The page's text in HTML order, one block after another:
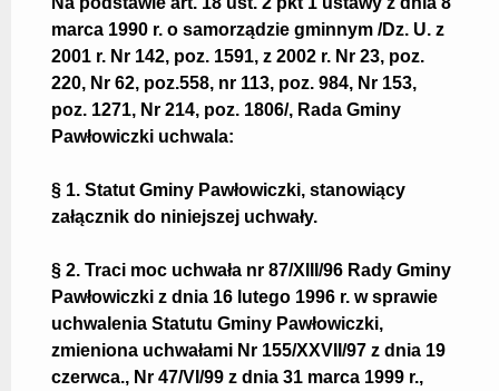
Punkt Nieodpłatnej Pomocy Prawnej
Taryfa opłat za wodę i ścieki
Stypendia szkolne
Raport o stanie gminy
Zwrot podatku akcyzowego
Poprawa efektywności
Powszechny Spis Rolny 2020
Koordynator ds.dostępności
Narodowy Spis Powszechny
Deklaracja dostępności
marca 1990 r. o samorządzie gminnym /Dz. U. z
2001 r. Nr 142, poz. 1591, z 2002 r. Nr 23, poz.
220, Nr 62, poz.558, nr 113, poz. 984, Nr 153,
poz. 1271, Nr 214, poz. 1806/, Rada Gminy
Pawłowiczki uchwala:
§ 1. Statut Gminy Pawłowiczki, stanowiący
załącznik do niniejszej uchwały.
§ 2. Traci moc uchwała nr 87/XIII/96 Rady Gminy
Pawłowiczki z dnia 16 lutego 1996 r. w sprawie
uchwalenia Statutu Gminy Pawłowiczki,
zmieniona uchwałami Nr 155/XXVII/97 z dnia 19
czerwca., Nr 47/VI/99 z dnia 31 marca 1999 r.,